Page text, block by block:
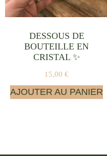
DESSOUS DE
BOUTEILLE EN
CRISTAL ✨
15,00 €
AJOUTER AU PANIER